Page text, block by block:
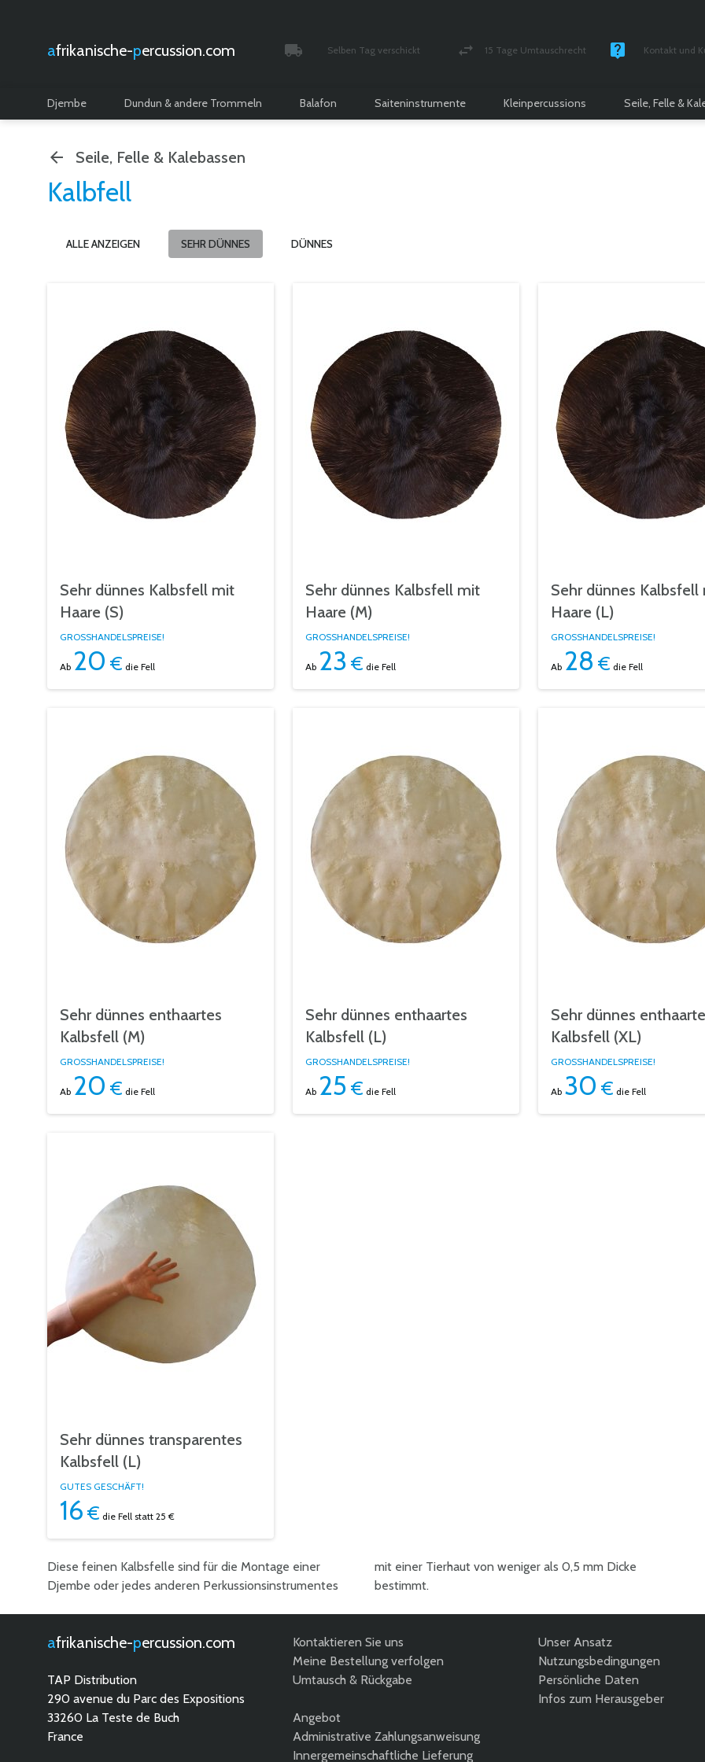
afrikanische- percussion.com Selben Tag verschickt 15 Tage Umtauschrecht Kontakt und
Djembe Dundun & andere Trommeln Balafon Saiteninstrumente Kleinpercussions Seile, Felle &
Seile, Felle & Kalebassen
Kalbfell
ALLE ANZEIGEN SEHR DÜNNES DÜNNES
Sehr dünnes Kalbsfell mit
Haare (S)
GROSSHANDELSPREISE!
Ab 20 € die Fell
Sehr dünnes Kalbsfell mit
Haare (M)
GROSSHANDELSPREISE!
Ab 23 € die Fell
Sehr dünnes Kalbsfell
Haare (L)
GROSSHANDELSPREISE!
Ab 28 € die Fell
Sehr dünnes enthaartes
Kalbsfell (M)
GROSSHANDELSPREISE!
Ab 20 € die Fell
Sehr dünnes enthaartes
Kalbsfell (L)
GROSSHANDELSPREISE!
Ab 25 € die Fell
Sehr dünnes
Kalbsfell (XL)
GROSSHANDELSPREISE!
Ab 30 € die Fell
Sehr dünnes transparentes
Kalbsfell (L)
GUTES GESCHÄFT!
16 € die Fell statt 25 €
Diese feinen Kalbsfelle sind für die Montage einer
Djembe oder jedes anderen Perkussionsinstrumentes
mit einer Tierhaut von weniger als 0,5 mm Dicke
bestimmt.
afrikanische- percussion.com
TAP Distribution
290 avenue du Parc des Expositions
33260 La Teste de Buch
France
Kontaktieren Sie uns
Meine Bestellung verfolgen
Umtausch & Rückgabe
Angebot
Administrative Zahlungsanweisung
Innergemeinschaftliche Lieferung
Unser Ansatz
Nutzungsbedingungen
Persönliche Daten
Infos zum Herausgeber